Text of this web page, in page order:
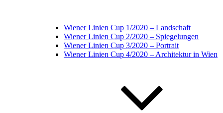
Wiener Linien Cup 1/2020 – Landschaft
Wiener Linien Cup 2/2020 – Spiegelungen
Wiener Linien Cup 3/2020 – Portrait
Wiener Linien Cup 4/2020 – Architektur in Wien